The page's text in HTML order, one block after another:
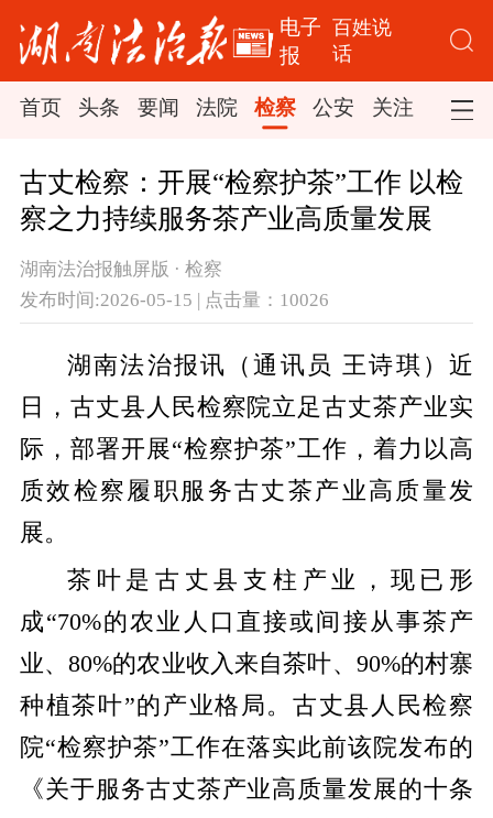
电子
报
百姓说
话
首页 头条 要闻 法院 检察 公安 关注 司法
古丈检察：开展“检察护茶”工作 以检
察之力持续服务茶产业高质量发展
湖南法治报触屏版 · 检察
发布时间:2026-05-15 | 点击量：10026
湖南法治报讯（通讯员 王诗琪）近
日，古丈县人民检察院立足古丈茶产业实
际，部署开展“检察护茶”工作，着力以高
质效检察履职服务古丈茶产业高质量发
展。
茶叶是古丈县支柱产业，现已形
成“70%的农业人口直接或间接从事茶产
业、80%的农业收入来自茶叶、90%的村寨
种植茶叶”的产业格局。古丈县人民检察
院“检察护茶”工作在落实此前该院发布的
《关于服务古丈茶产业高质量发展的十条